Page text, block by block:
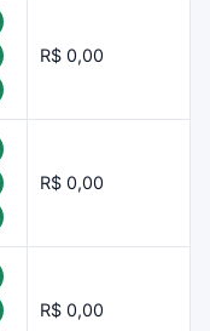
R$ 0,00
R$ 0,00
R$ 0,00